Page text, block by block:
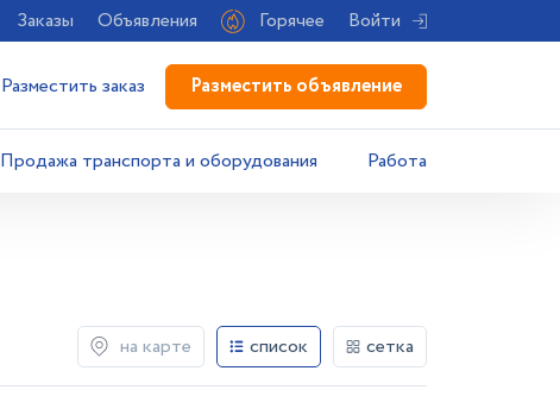
Заказы Объявления Горячее Войти
Разместить заказ Разместить объявление
Продажа транспорта и оборудования Работа
на карте список сетка